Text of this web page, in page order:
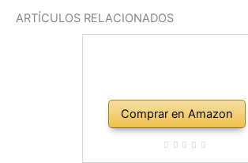
ARTÍCULOS RELACIONADOS
Comprar en Amazon